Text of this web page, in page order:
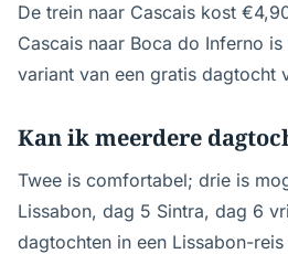
De trein naar Cascais kost
Cascais naar Boca do Inferno
variant van een gratis dagtocht
Kan ik meerdere
Twee is comfortabel; drie is
Lissabon, dag 5 Sintra, dag 6
dagtochten in een Lissabon-